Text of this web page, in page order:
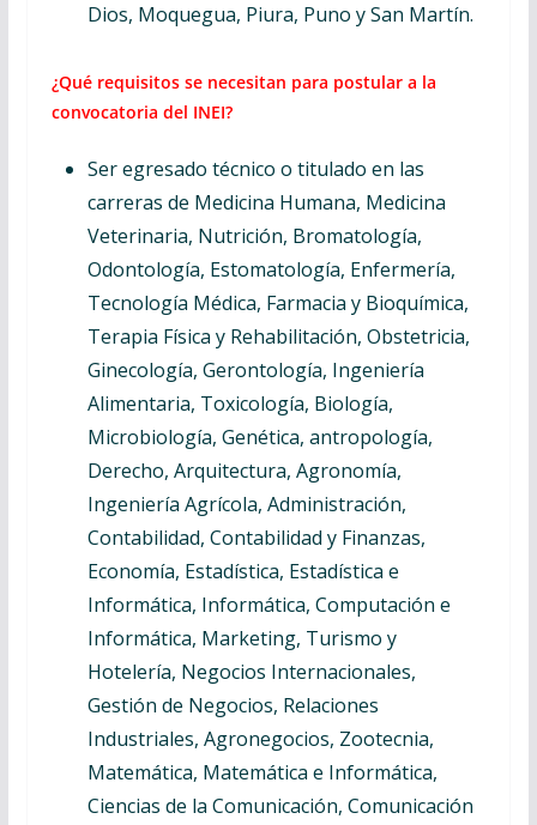
Dios, Moquegua, Piura, Puno y San Martín.
¿Qué requisitos se necesitan para postular a la
convocatoria del INEI?
Ser egresado técnico o titulado en las
carreras de Medicina Humana, Medicina
Veterinaria, Nutrición, Bromatología,
Odontología, Estomatología, Enfermería,
Tecnología Médica, Farmacia y Bioquímica,
Terapia Física y Rehabilitación, Obstetricia,
Ginecología, Gerontología, Ingeniería
Alimentaria, Toxicología, Biología,
Microbiología, Genética, antropología,
Derecho, Arquitectura, Agronomía,
Ingeniería Agrícola, Administración,
Contabilidad, Contabilidad y Finanzas,
Economía, Estadística, Estadística e
Informática, Informática, Computación e
Informática, Marketing, Turismo y
Hotelería, Negocios Internacionales,
Gestión de Negocios, Relaciones
Industriales, Agronegocios, Zootecnia,
Matemática, Matemática e Informática,
Ciencias de la Comunicación, Comunicación